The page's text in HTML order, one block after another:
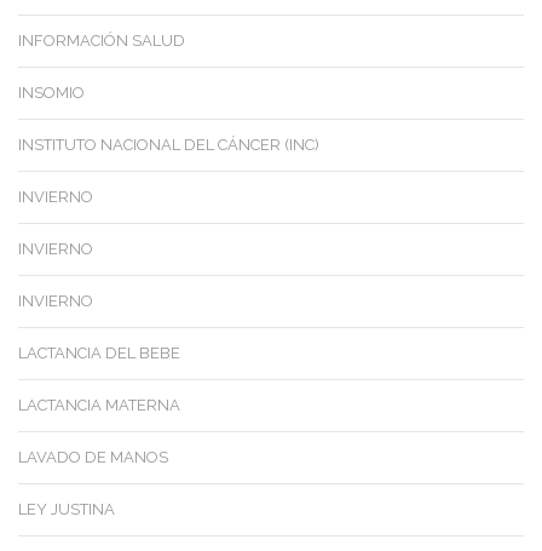
INFORMACIÓN SALUD
INSOMIO
INSTITUTO NACIONAL DEL CÁNCER (INC)
INVIERNO
INVIERNO
INVIERNO
LACTANCIA DEL BEBE
LACTANCIA MATERNA
LAVADO DE MANOS
LEY JUSTINA